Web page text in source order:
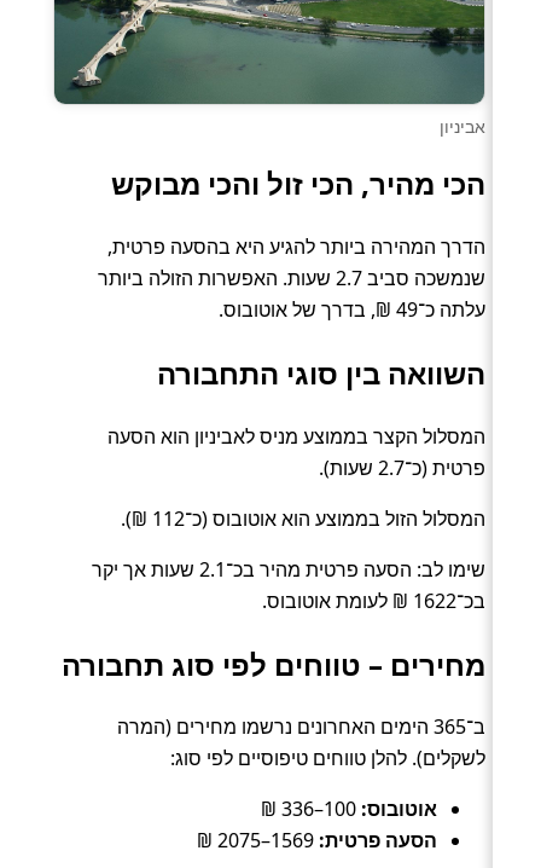
אביניון
הכי מהיר, הכי זול והכי מבוקש
הדרך המהירה ביותר להגיע היא בהסעה פרטית,
שנמשכה סביב 2.7 שעות. האפשרות הזולה ביותר
עלתה כ־49 ₪, בדרך של אוטובוס.
השוואה בין סוגי התחבורה
המסלול הקצר בממוצע מניס לאביניון הוא הסעה
פרטית (כ־2.7 שעות).
המסלול הזול בממוצע הוא אוטובוס (כ־112 ₪).
שימו לב: הסעה פרטית מהיר בכ־2.1 שעות אך יקר
בכ־1622 ₪ לעומת אוטובוס.
מחירים – טווחים לפי סוג תחבורה
ב־365 הימים האחרונים נרשמו מחירים (המרה
לשקלים). להלן טווחים טיפוסיים לפי סוג:
אוטובוס:
הסעה פרטית: